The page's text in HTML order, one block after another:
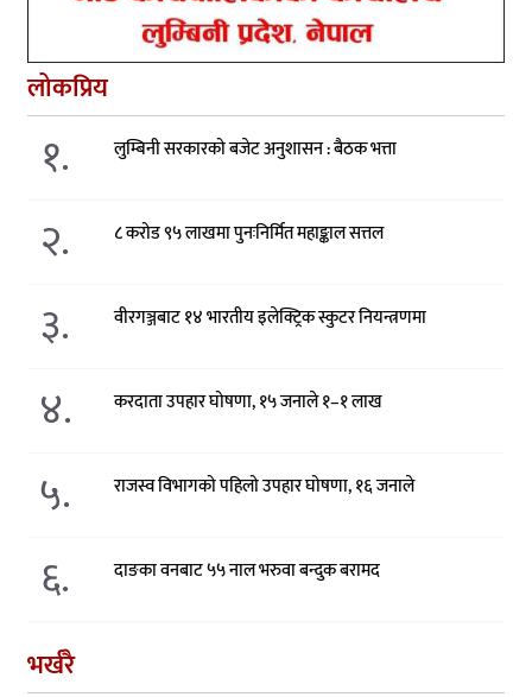
लोकप्रिय
१. लुम्बिनी सरकारको बजेट अनुशासन : बैठक भत्ता
२. ८ करोड ९५ लाखमा पुनःनिर्मित महाङ्काल सत्तल
३. वीरगञ्जबाट १४ भारतीय इलेक्ट्रिक स्कुटर नियन्त्रणमा
४. करदाता उपहार घोषणा, १५ जनाले १–१ लाख
५. राजस्व विभागको पहिलो उपहार घोषणा, १६ जनाले
६. दाङका वनबाट ५५ नाल भरुवा बन्दुक बरामद
भर्खरै